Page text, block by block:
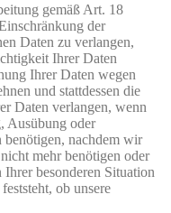
gemäß Art. 18
der
Daten zu verlangen,
Ihrer Daten
Ihrer Daten wegen
und stattdessen die
Daten verlangen, wenn
Ausübung oder
benötigen, nachdem wir
mehr benötigen oder
besonderen Situation
ob unsere